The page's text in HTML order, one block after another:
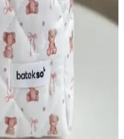
Kullanım
çanta seçiminde
pratik ve düzenli
kolayca organize
Captain Seyahat